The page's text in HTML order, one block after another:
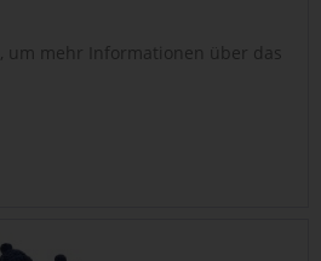
, um mehr Informationen über das